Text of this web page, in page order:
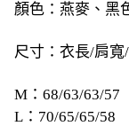
顏色：燕麥、黑
尺寸：衣長/肩寬
M：68/63/63/57
L：70/65/65/58